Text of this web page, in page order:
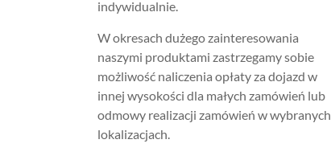
indywidualnie.
W okresach dużego zainteresowania
naszymi produktami zastrzegamy sobie
możliwość naliczenia opłaty za dojazd w
innej wysokości dla małych zamówień lub
odmowy realizacji zamówień w wybranych
lokalizacjach.